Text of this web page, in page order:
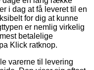
i dag at få leveret til en
for dig at kunne
er nemlig virkelig
betalelige
Klick ratknop.
varerne til levering